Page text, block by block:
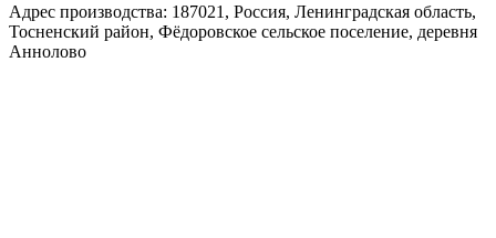
Адрес производства: 187021, Россия, Ленинградская область,
Тосненский район, Фёдоровское сельское поселение, деревня
Аннолово